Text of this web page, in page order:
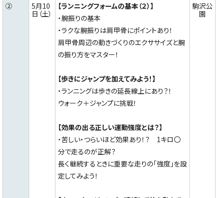
②
5月10
日（土）
【ランニングフォームの基本（２）】
・腕振りの基本
・ラクな腕振りは肩甲骨にポイントあり！
肩甲骨周辺の動きづくりのエクササイズと腕
の振り方をマスター！
【歩きにジャンプを加えてみよう！】
・ランニングは歩きの延長線上にあり？！
ウォーク＋ジャンプに挑戦！
【効果の出る正しい運動強度とは？】
・苦しい・つらいほど効果あり！？ 1キロ〇
分で走るのが正解？
長く継続するときに重要な走りの「強度」を設
定してみよう！
駒沢公
園